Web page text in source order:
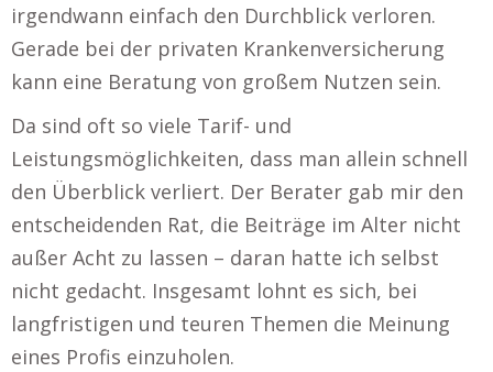
irgendwann einfach den Durchblick verloren.
Gerade bei der privaten Krankenversicherung
kann eine Beratung von großem Nutzen sein.
Da sind oft so viele Tarif- und
Leistungsmöglichkeiten, dass man allein schnell
den Überblick verliert. Der Berater gab mir den
entscheidenden Rat, die Beiträge im Alter nicht
außer Acht zu lassen – daran hatte ich selbst
nicht gedacht. Insgesamt lohnt es sich, bei
langfristigen und teuren Themen die Meinung
eines Profis einzuholen.